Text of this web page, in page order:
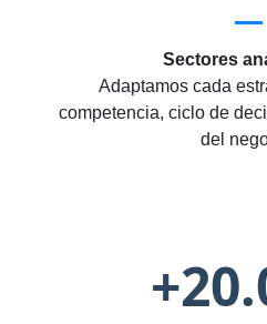
Sectores
Adaptamos cada
competencia, ciclo de
del